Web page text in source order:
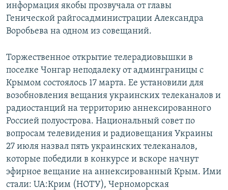
информация якобы прозвучала от главы
Генической райгосадминистрации Александра
Воробьева на одном из совещаний.
Торжественное открытие телерадиовышки в
поселке Чонгар неподалеку от админграницы с
Крымом состоялось 17 марта. Ее установили для
возобновления вещания украинских телеканалов и
радиостанций на территорию аннексированного
Россией полуострова. Национальный совет по
вопросам телевидения и радиовещания Украины
27 июля назвал пять украинских телеканалов,
которые победили в конкурсе и вскоре начнут
эфирное вещание на аннексированный Крым. Ими
стали: UA:Крим (НОТУ), Черноморская